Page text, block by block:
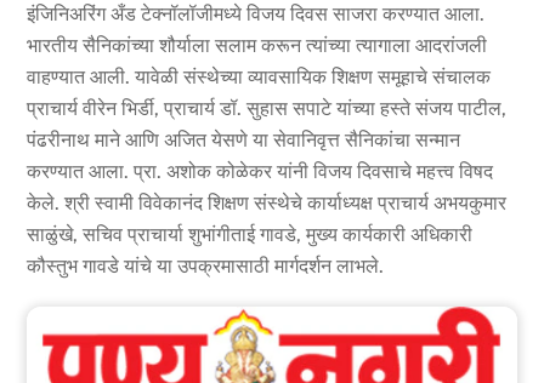
इंजिनिअरिंग अँड टेक्नॉलॉजीमध्ये विजय दिवस साजरा करण्यात आला.
भारतीय सैनिकांच्या शौर्याला सलाम करून त्यांच्या त्यागाला आदरांजली
वाहण्यात आली. यावेळी संस्थेच्या व्यावसायिक शिक्षण समूहाचे संचालक
प्राचार्य वीरेन भिर्डी, प्राचार्य डॉ. सुहास सपाटे यांच्या हस्ते संजय पाटील,
पंढरीनाथ माने आणि अजित येसणे या सेवानिवृत्त सैनिकांचा सन्मान
करण्यात आला. प्रा. अशोक कोळेकर यांनी विजय दिवसाचे महत्त्व विषद
केले. श्री स्वामी विवेकानंद शिक्षण संस्थेचे कार्याध्यक्ष प्राचार्य अभयकुमार
साळुंखे, सचिव प्राचार्या शुभांगीताई गावडे, मुख्य कार्यकारी अधिकारी
कौस्तुभ गावडे यांचे या उपक्रमासाठी मार्गदर्शन लाभले.